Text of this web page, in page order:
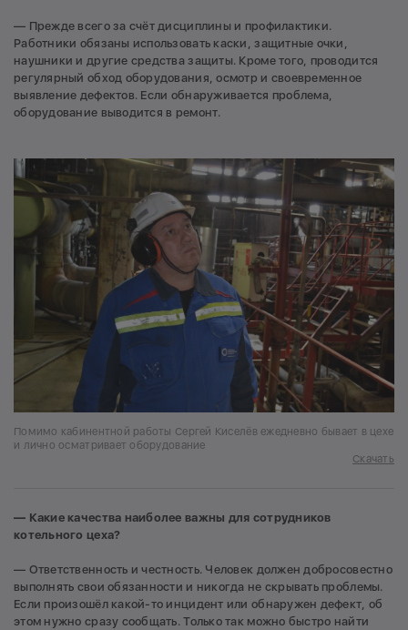
— Прежде всего за счёт дисциплины и профилактики.
Работники обязаны использовать каски, защитные очки,
наушники и другие средства защиты. Кроме того, проводится
регулярный обход оборудования, осмотр и своевременное
выявление дефектов. Если обнаруживается проблема,
оборудование выводится в ремонт.
Помимо кабинентной работы Сергей Киселёв ежедневно бывает в цехе
и лично осматривает оборудование
Скачать
— Какие качества наиболее важны для сотрудников
котельного цеха?
— Ответственность и честность. Человек должен добросовестно
выполнять свои обязанности и никогда не скрывать проблемы.
Если произошёл какой-то инцидент или обнаружен дефект, об
этом нужно сразу сообщать. Только так можно быстро найти